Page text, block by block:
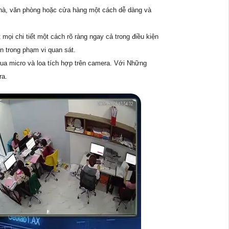
văn phòng hoặc cửa hàng một cách dễ dàng và
chi tiết một cách rõ ràng ngay cả trong điều kiện
trong phạm vi quan sát.
micro và loa tích hợp trên camera. Với Những